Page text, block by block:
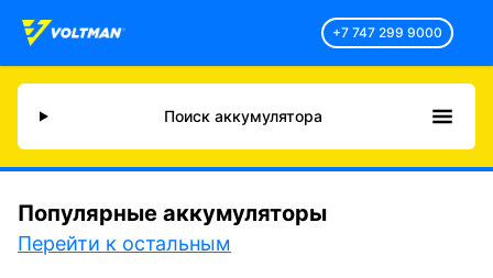
+7 747 299 9000
Поиск аккумулятора
Популярные аккумуляторы
Перейти к остальным